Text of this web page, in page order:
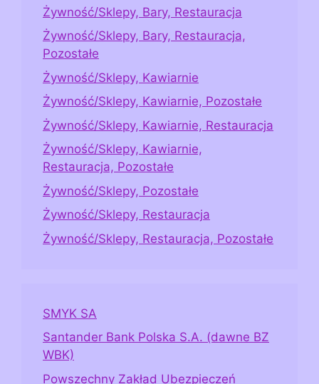
Żywność/Sklepy, Bary, Restauracja
Żywność/Sklepy, Bary, Restauracja,
Pozostałe
Żywność/Sklepy, Kawiarnie
Żywność/Sklepy, Kawiarnie, Pozostałe
Żywność/Sklepy, Kawiarnie, Restauracja
Żywność/Sklepy, Kawiarnie,
Restauracja, Pozostałe
Żywność/Sklepy, Pozostałe
Żywność/Sklepy, Restauracja
Żywność/Sklepy, Restauracja, Pozostałe
SMYK SA
Santander Bank Polska S.A. (dawne BZ
WBK)
Powszechny Zakład Ubezpieczeń